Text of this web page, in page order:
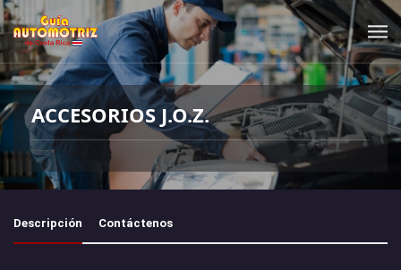
ACCESORIOS J.O.Z.
Descripción Contáctenos